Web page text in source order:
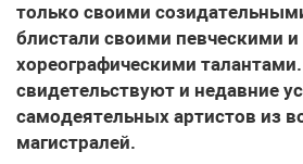
только своими
блистали своими певческими и
хореографическими
свидетельствуют и недавние
самодеятельных артистов из
магистралей.